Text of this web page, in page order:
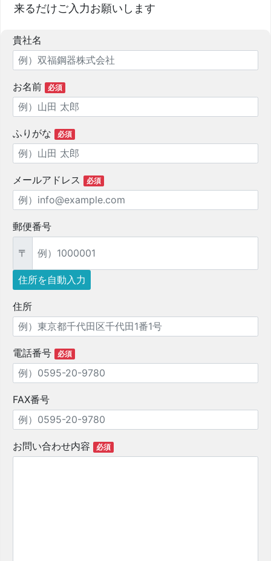
来るだけご入力お願いします
貴社名
お名前 必須
ふりがな 必須
メールアドレス 必須
郵便番号
〒
住所
電話番号 必須
FAX番号
お問い合わせ内容 必須